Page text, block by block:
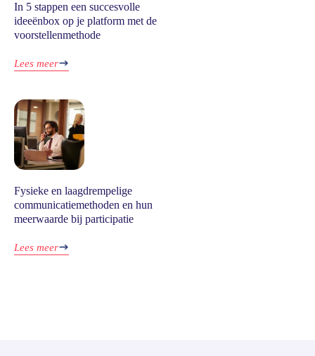
In 5 stappen een succesvolle
ideeënbox op je platform met de
voorstellenmethode
Lees meer
Fysieke en laagdrempelige
communicatiemethoden en hun
meerwaarde bij participatie
Lees meer